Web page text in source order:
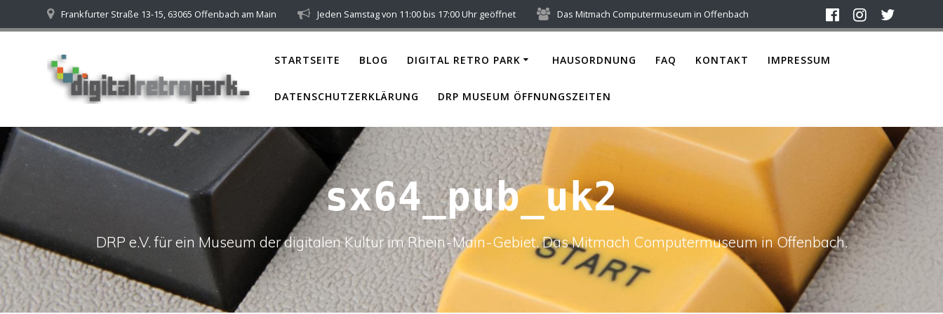
to
Frankfurter Straße 13-15, 63065 Offenbach am Main Jeden Samstag von 11:00 bis 17:00 Uhr geöffnet Das Mitmach Computermuseum in Offenbach
STARTSEITE BLOG DIGITAL RETRO PARK HAUSORDNUNG FAQ KONTAKT IMPRESSUM
DATENSCHUTZERKLÄRUNG DRP MUSEUM ÖFFNUNGSZEITEN
sx64_pub_uk2
DRP e.V. für ein Museum der digitalen Kultur im Rhein-Main-Gebiet. Das Mitmach Computermuseum in Offenbach.